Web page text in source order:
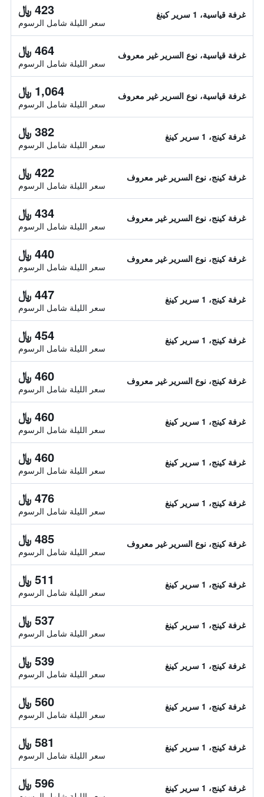
غرفة قياسية، 1 سرير كينغ 423 ﷼
سعر الليلة شامل الرسوم
غرفة قياسية، نوع السرير غير معروف 464 ﷼
سعر الليلة شامل الرسوم
غرفة قياسية، نوع السرير غير معروف 1,064 ﷼
سعر الليلة شامل الرسوم
غرفة كينج، 1 سرير كينغ 382 ﷼
سعر الليلة شامل الرسوم
غرفة كينج، نوع السرير غير معروف 422 ﷼
سعر الليلة شامل الرسوم
غرفة كينج، نوع السرير غير معروف 434 ﷼
سعر الليلة شامل الرسوم
غرفة كينج، نوع السرير غير معروف 440 ﷼
سعر الليلة شامل الرسوم
غرفة كينج، 1 سرير كينغ 447 ﷼
سعر الليلة شامل الرسوم
غرفة كينج، 1 سرير كينغ 454 ﷼
سعر الليلة شامل الرسوم
غرفة كينج، نوع السرير غير معروف 460 ﷼
سعر الليلة شامل الرسوم
غرفة كينج، 1 سرير كينغ 460 ﷼
سعر الليلة شامل الرسوم
غرفة كينج، 1 سرير كينغ 460 ﷼
سعر الليلة شامل الرسوم
غرفة كينج، 1 سرير كينغ 476 ﷼
سعر الليلة شامل الرسوم
غرفة كينج، نوع السرير غير معروف 485 ﷼
سعر الليلة شامل الرسوم
غرفة كينج، 1 سرير كينغ 511 ﷼
سعر الليلة شامل الرسوم
غرفة كينج، 1 سرير كينغ 537 ﷼
سعر الليلة شامل الرسوم
غرفة كينج، 1 سرير كينغ 539 ﷼
سعر الليلة شامل الرسوم
غرفة كينج، 1 سرير كينغ 560 ﷼
سعر الليلة شامل الرسوم
غرفة كينج، 1 سرير كينغ 581 ﷼
سعر الليلة شامل الرسوم
غرفة كينج، 1 سرير كينغ 596 ﷼